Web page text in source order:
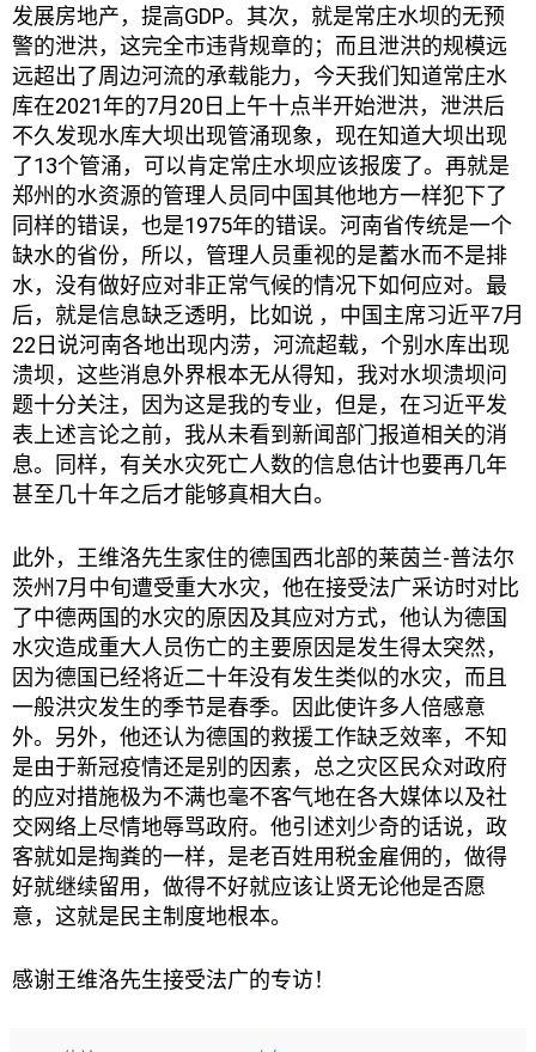
发展房地产，提高GDP。其次，就是常庄水坝的无预
警的泄洪，这完全市违背规章的；而且泄洪的规模远
远超出了周边河流的承载能力，今天我们知道常庄水
库在2021年的7月20日上午十点半开始泄洪，泄洪后
不久发现水库大坝出现管涌现象，现在知道大坝出现
了13个管涌，可以肯定常庄水坝应该报废了。再就是
郑州的水资源的管理人员同中国其他地方一样犯下了
同样的错误，也是1975年的错误。河南省传统是一个
缺水的省份，所以，管理人员重视的是蓄水而不是排
水，没有做好应对非正常气候的情况下如何应对。最
后，就是信息缺乏透明，比如说 ，中国主席习近平7月
22日说河南各地出现内涝，河流超载，个别水库出现
溃坝，这些消息外界根本无从得知，我对水坝溃坝问
题十分关注，因为这是我的专业，但是，在习近平发
表上述言论之前，我从未看到新闻部门报道相关的消
息。同样，有关水灾死亡人数的信息估计也要再几年
甚至几十年之后才能够真相大白。
此外，王维洛先生家住的德国西北部的莱茵兰-普法尔
茨州7月中旬遭受重大水灾，他在接受法广采访时对比
了中德两国的水灾的原因及其应对方式，他认为德国
水灾造成重大人员伤亡的主要原因是发生得太突然，
因为德国已经将近二十年没有发生类似的水灾，而且
一般洪灾发生的季节是春季。因此使许多人倍感意
外。另外，他还认为德国的救援工作缺乏效率，不知
是由于新冠疫情还是别的因素，总之灾区民众对政府
的应对措施极为不满也毫不客气地在各大媒体以及社
交网络上尽情地辱骂政府。他引述刘少奇的话说，政
客就如是掏粪的一样，是老百姓用税金雇佣的，做得
好就继续留用，做得不好就应该让贤无论他是否愿
意，这就是民主制度地根本。
感谢王维洛先生接受法广的专访！